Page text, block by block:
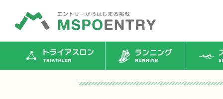
トライアスロン ランニング ス